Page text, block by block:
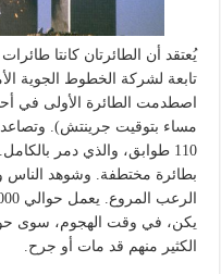
تابعة لشركة الخطوط الجوية
اصطدمت الطائرة الأولى في أحد
مساء بتوقيت جرينتش).
110 طوابق، والذي دمر
بطائرة مختطفة. وشوهد
الكثير منهم قد مات أو جرح.